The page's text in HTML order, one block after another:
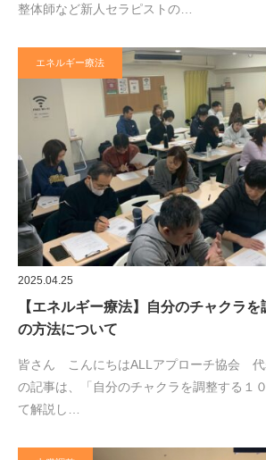
整体師など新人セラピストの…
エネルギー療法
2025.04.25
【エネルギー療法】自分のチャクラ
の方法について
皆さん こんにちはALLアプローチ協会 代
の記事は、「自分のチャクラを調整する１
て解説し…